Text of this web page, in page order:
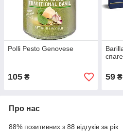
Polli Pesto Genovese
105 ₴ 59₴
Про нас
88% позитивних з 88 відгуків за рік